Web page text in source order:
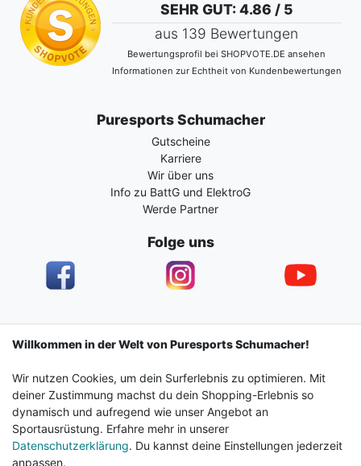
SEHR GUT: 4.86 / 5
aus 139 Bewertungen
Bewertungsprofil bei SHOPVOTE.DE ansehen
Informationen zur Echtheit von Kundenbewertungen
Puresports Schumacher
Gutscheine
Karriere
Wir über uns
Info zu BattG und ElektroG
Werde Partner
Folge uns
Impressum Daten­schutz­erklärung AGB
Barrierefreiheitserklärung Widerrufs­recht
Vertrag widerrufen Kontakt
Willkommen in der Welt von Puresports Schumacher!
Wir nutzen Cookies, um dein Surferlebnis zu optimieren. Mit
deiner Zustimmung machst du dein Shopping-Erlebnis so
dynamisch und aufregend wie unser Angebot an
Sportausrüstung. Erfahre mehr in unserer
Datenschutzerklärung. Du kannst deine Einstellungen jederzeit
anpassen.